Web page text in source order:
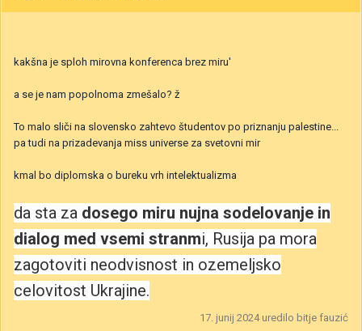
kakšna je sploh mirovna konferenca brez miru'
a se je nam popolnoma zmešalo? ž
To malo sliči na slovensko zahtevo študentov po priznanju palestine...
pa tudi na prizadevanja miss universe za svetovni mir
kmal bo diplomska o bureku vrh intelektualizma
da sta za dosego miru nujna sodelovanje in
dialog med vsemi stranmi, Rusija pa mora
zagotoviti neodvisnost in ozemeljsko
celovitost Ukrajine.
17. junij 2024uredilo bitje fauzić